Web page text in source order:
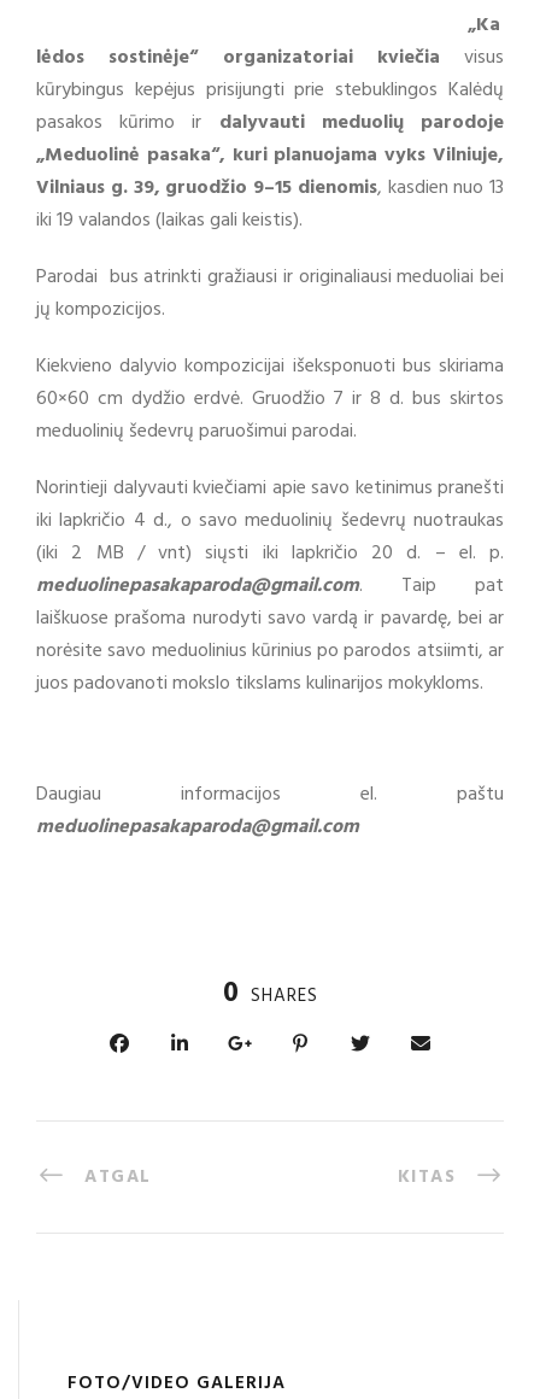
„Ka
lėdos sostinėje“ organizatoriai kviečia visus
kūrybingus kepėjus prisijungti prie stebuklingos Kalėdų
pasakos kūrimo ir dalyvauti meduolių parodoje
„Meduolinė pasaka“, kuri planuojama vyks Vilniuje,
Vilniaus g. 39, gruodžio 9–15 dienomis, kasdien nuo 13
iki 19 valandos (laikas gali keistis).
Parodai bus atrinkti gražiausi ir originaliausi meduoliai bei
jų kompozicijos.
Kiekvieno dalyvio kompozicijai išeksponuoti bus skiriama
60×60 cm dydžio erdvė. Gruodžio 7 ir 8 d. bus skirtos
meduolinių šedevrų paruošimui parodai.
Norintieji dalyvauti kviečiami apie savo ketinimus pranešti
iki lapkričio 4 d., o savo meduolinių šedevrų nuotraukas
(iki 2 MB / vnt) siųsti iki lapkričio 20 d. – el. p.
meduolinepasakaparoda@gmail.com. Taip pat
laiškuose prašoma nurodyti savo vardą ir pavardę, bei ar
norėsite savo meduolinius kūrinius po parodos atsiimti, ar
juos padovanoti mokslo tikslams kulinarijos mokykloms.
Daugiau informacijos el. paštu
meduolinepasakaparoda@gmail.com
0 SHARES
ATGAL KITAS
FOTO/VIDEO GALERIJA